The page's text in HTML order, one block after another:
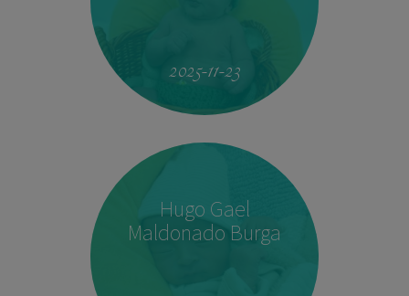
2025-11-23
Hugo Gael
Maldonado Burga